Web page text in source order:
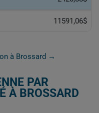
11591,06$
à Brossard →
PAR
À BROSSARD